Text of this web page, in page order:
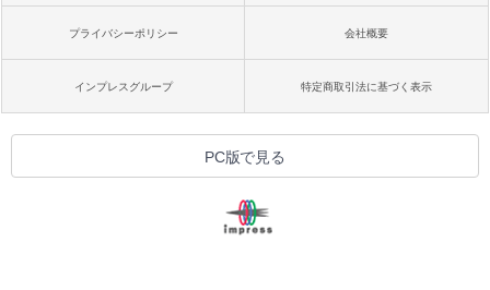
プライバシーポリシー 会社概要
インプレスグループ 特定商取引法に基づく表示
PC版で見る